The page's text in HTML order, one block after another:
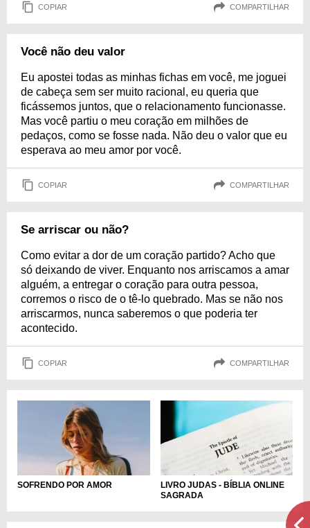
COPIAR COMPARTILHAR
Você não deu valor
Eu apostei todas as minhas fichas em você, me joguei
de cabeça sem ser muito racional, eu queria que
ficássemos juntos, que o relacionamento funcionasse.
Mas você partiu o meu coração em milhões de
pedaços, como se fosse nada. Não deu o valor que eu
esperava ao meu amor por você.
COPIAR COMPARTILHAR
Se arriscar ou não?
Como evitar a dor de um coração partido? Acho que
só deixando de viver. Enquanto nos arriscamos a amar
alguém, a entregar o coração para outra pessoa,
corremos o risco de o tê-lo quebrado. Mas se não nos
arriscarmos, nunca saberemos o que poderia ter
acontecido.
COPIAR COMPARTILHAR
SOFRENDO POR AMOR
LIVRO JUDAS - BÍBLIA ONLINE
SAGRADA